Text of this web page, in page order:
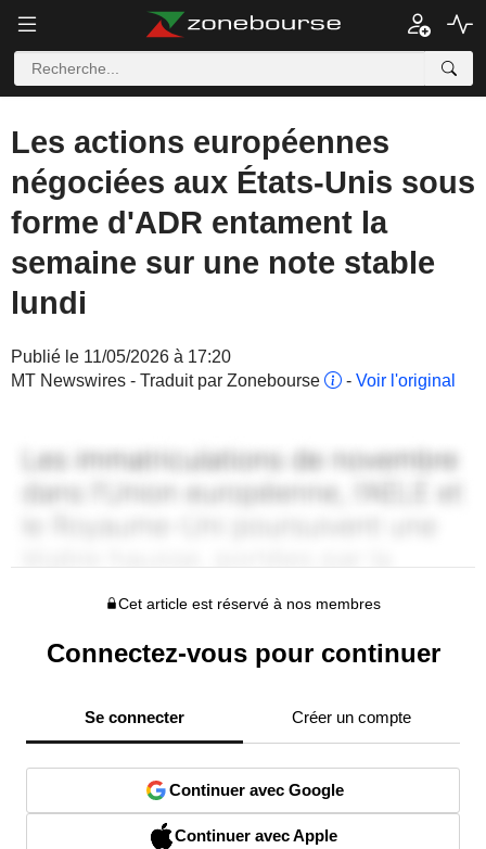
Les actions européennes
négociées aux États-Unis sous
forme d'ADR entament la
semaine sur une note stable
lundi
Publié le 11/05/2026 à 17:20
MT Newswires - Traduit par Zonebourse
- Voir l'original
Cet article est réservé à nos membres
Connectez-vous pour continuer
Se connecter Créer un compte
Continuer avec Google
Continuer avec Apple